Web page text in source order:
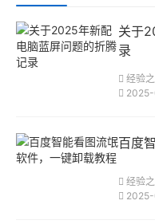
关于
录
经验
百度
经验